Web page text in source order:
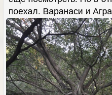
поехал. Варанаси и